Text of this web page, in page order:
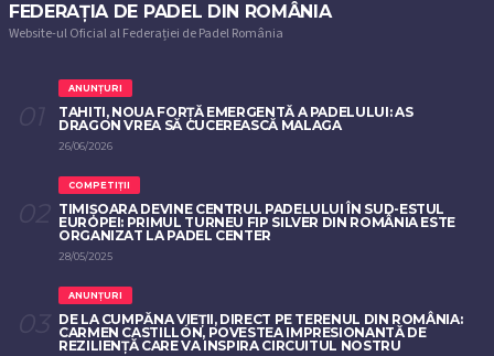
FEDERAȚIA DE PADEL DIN ROMÂNIA
Website-ul Oficial al Federației de Padel România
ANUNȚURI
TAHITI, NOUA FORȚĂ EMERGENTĂ A PADELULUI: AS
DRAGON VREA SĂ CUCEREASCĂ MALAGA
26/06/2026
COMPETIȚII
TIMIȘOARA DEVINE CENTRUL PADELULUI ÎN SUD-ESTUL
EUROPEI: PRIMUL TURNEU FIP SILVER DIN ROMÂNIA ESTE
ORGANIZAT LA PADEL CENTER
28/05/2025
ANUNȚURI
DE LA CUMPĂNA VIEȚII, DIRECT PE TERENUL DIN ROMÂNIA:
CARMEN CASTILLÓN, POVESTEA IMPRESIONANTĂ DE
REZILIENȚĂ CARE VA INSPIRA CIRCUITUL NOSTRU